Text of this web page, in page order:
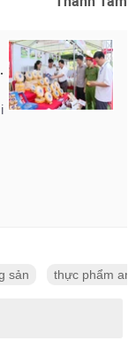
sản thực phẩm an